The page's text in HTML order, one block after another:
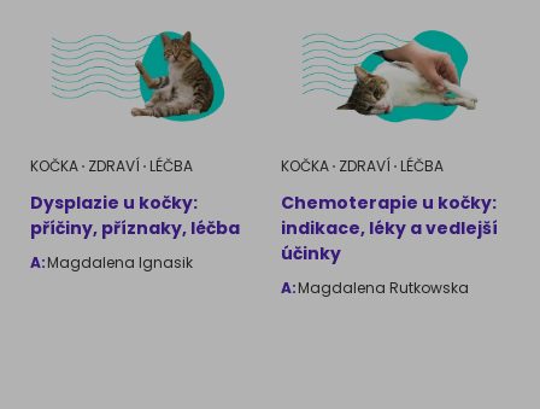
KOČKA ZDRAVÍ LÉČBA
Dysplazie u kočky:
příčiny, příznaky, léčba
A:Magdalena Ignasik
KOČKA ZDRAVÍ LÉČBA
Chemoterapie u kočky:
indikace, léky a vedlejší
účinky
A:Magdalena Rutkowska